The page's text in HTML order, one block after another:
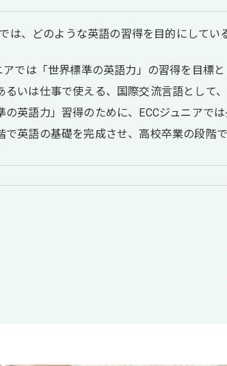
は、どのような英語の習得を目的にしてい
アでは「世界標準の英語力」の習得を目標
るいは仕事で使える、国際交流言語として
の英語力」習得のために、ECCジュニア
で英語の基礎を完成させ、高校卒業の段階